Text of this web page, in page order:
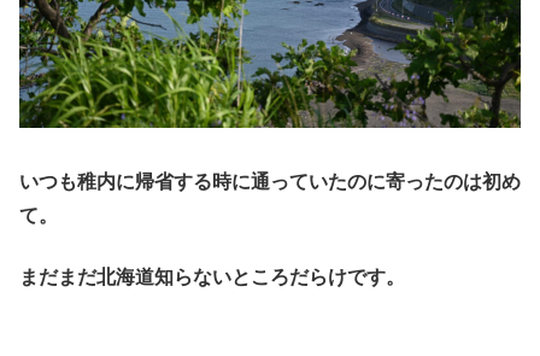
いつも稚内に帰省する時に通っていたのに寄ったのは初め
て。
まだまだ北海道知らないところだらけです。